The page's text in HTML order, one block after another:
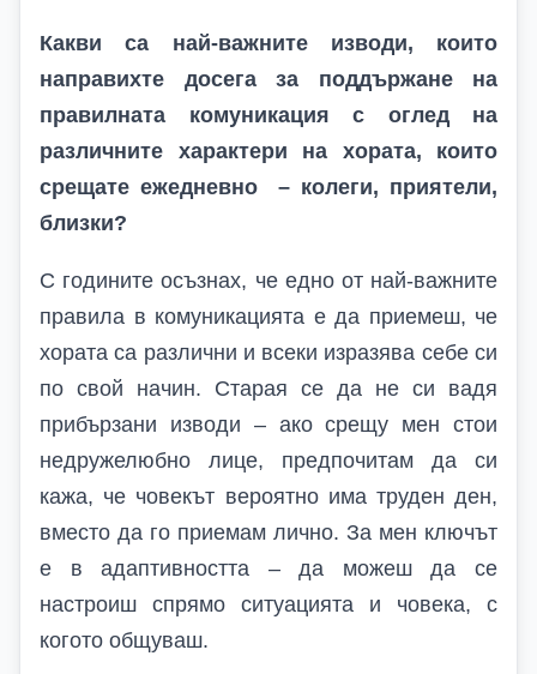
Какви са най-важните изводи, които
направихте досега за поддържане на
правилната комуникация с оглед на
различните характери на хората, които
срещате ежедневно – колеги, приятели,
близки?
С годините осъзнах, че едно от най-важните
правила в комуникацията е да приемеш, че
хората са различни и всеки изразява себе си
по свой начин. Старая се да не си вадя
прибързани изводи – ако срещу мен стои
недружелюбно лице, предпочитам да си
кажа, че човекът вероятно има труден ден,
вместо да го приемам лично. За мен ключът
е в адаптивността – да можеш да се
настроиш спрямо ситуацията и човека, с
когото общуваш.